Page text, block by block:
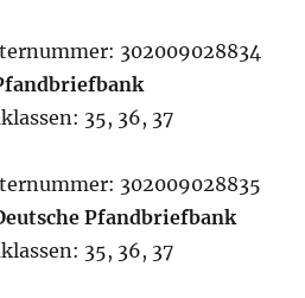
302009028834
35, 36, 37
302009028835
Pfandbriefbank
35, 36, 37